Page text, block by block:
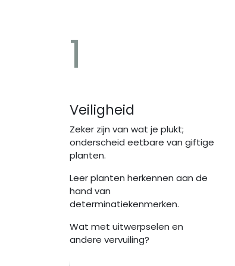
1
Veiligheid
Zeker zijn van wat je plukt;
onderscheid eetbare van giftige
planten.
Leer planten herkennen aan de
hand van
determinatiekenmerken.
Wat met uitwerpselen en
andere vervuiling?